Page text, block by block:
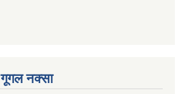
गूगल नक्सा